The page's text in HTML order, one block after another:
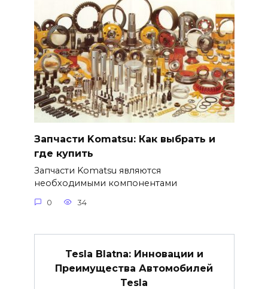
Запчасти Komatsu: Как выбрать и
где купить
Запчасти Komatsu являются
необходимыми компонентами
0 34
Tesla Blatna: Инновации и
Преимущества Автомобилей
Tesla